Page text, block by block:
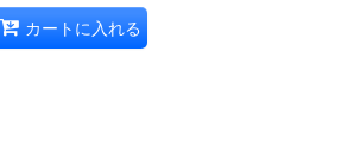
カートに入れる